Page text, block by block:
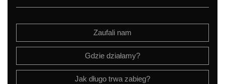
Zaufali nam
Gdzie działamy?
Jak długo trwa zabieg?